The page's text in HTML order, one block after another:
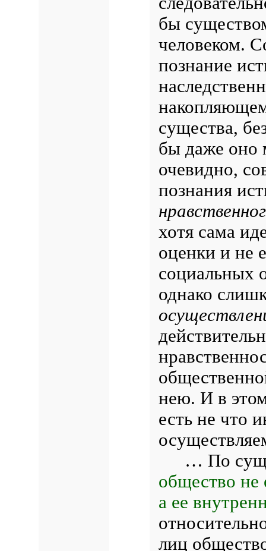
бы
человеком.
познание
существа,
бы даже оно
очевидно,
познания
хотя сама
оценки и не
социальных
однако
нею. И в
есть не что
… По
общество не
а ее
лиц